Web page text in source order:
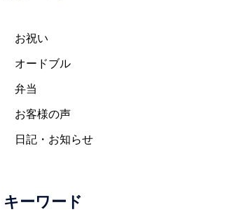
お祝い
オードブル
弁当
お客様の声
日記・お知らせ
キーワード